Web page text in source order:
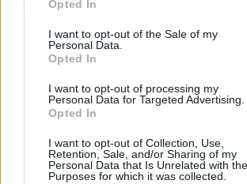
Opted In
I want to opt-out of the Sale of my
Personal Data.
Opted In
I want to opt-out of processing my
Personal Data for Targeted Advertising.
Opted In
I want to opt-out of Collection, Use,
Retention, Sale, and/or Sharing of my
Personal Data that Is Unrelated with the
Purposes for which it was collected.
con el arroz suelto si
cometes este gesto
después de echar el
caldo